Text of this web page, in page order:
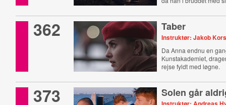
362 Taber
Instruktør: Jakob
Da Anna endnu en
Kunstakademiet,
rejse fyldt med løgne.
373 Solen går